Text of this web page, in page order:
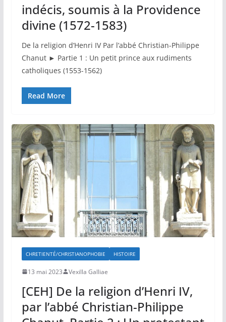
indécis, soumis à la Providence
divine (1572-1583)
De la religion d’Henri IV Par l’abbé Christian-Philippe
Chanut ► Partie 1 : Un petit prince aux rudiments
catholiques (1553-1562)
Read More
CHRETIENTÉ/CHRISTIANOPHOBIE HISTOIRE
13 mai 2023 Vexilla Galliae
[CEH] De la religion d’Henri IV,
par l’abbé Christian-Philippe